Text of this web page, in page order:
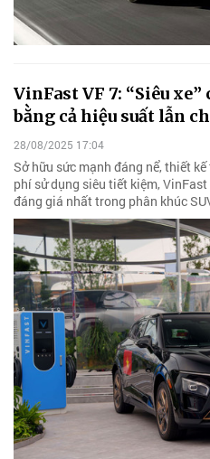
VinFast VF 7: “Siêu
bằng cả hiệu suất lẫn
28/08/2025 17:04
Sở hữu sức mạnh đáng nể, thiết
phí sử dụng siêu tiết kiệm,
đáng giá nhất trong phân khúc